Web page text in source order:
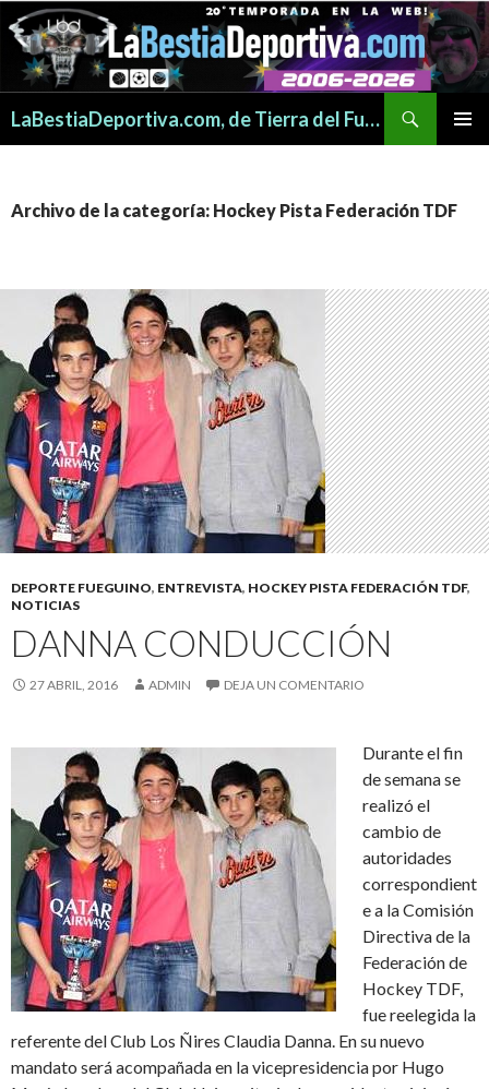
LaBestiaDeportiva.com, de Tierra del Fuego para todo el mundo
Archivo de la categoría: Hockey Pista Federación TDF
DEPORTE FUEGUINO, ENTREVISTA, HOCKEY PISTA FEDERACIÓN TDF,
NOTICIAS
DANNA CONDUCCIÓN
27 ABRIL, 2016 ADMIN DEJA UN COMENTARIO
Durante el fin
de semana se
realizó el
cambio de
autoridades
correspondient
e a la Comisión
Directiva de la
Federación de
Hockey TDF,
fue reelegida la
referente del Club Los Ñires Claudia Danna. En su nuevo
mandato será acompañada en la vicepresidencia por Hugo